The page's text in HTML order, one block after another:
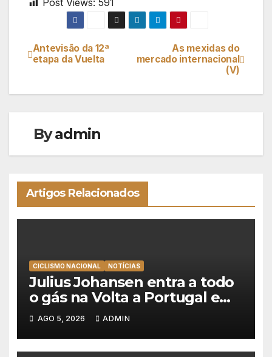
Post Views: 591
Navegação
As mexidas do
mercado internacional
(V)
Antevisão da 12ª
etapa da Vuelta
Byadmin
Artigos Relacionados
CICLISMO NACIONAL NOTÍCIAS
Julius Johansen entra a todo
o gás na Volta a Portugal e
lidera dobradinha da UAE
Team Emirates em Lisboa
AGO 5, 2026 ADMIN